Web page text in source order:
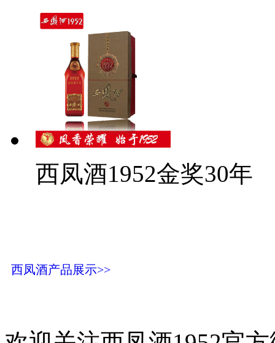
西凤酒1952金奖30年
西凤酒产品展示>>